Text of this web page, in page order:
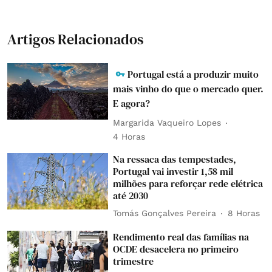
Artigos Relacionados
Portugal está a produzir muito
mais vinho do que o mercado quer.
E agora?
Margarida Vaqueiro Lopes
4 Horas
Na ressaca das tempestades,
Portugal vai investir 1,58 mil
milhões para reforçar rede elétrica
até 2030
Tomás Gonçalves Pereira 8 Horas
Rendimento real das famílias na
OCDE desacelera no primeiro
trimestre